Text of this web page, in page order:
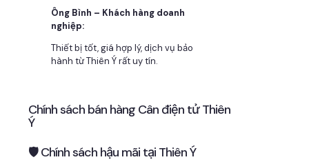
Ông Bình – Khách hàng doanh
nghiệp:
Thiết bị tốt, giá hợp lý, dịch vụ bảo
hành từ Thiên Ý rất uy tín.
Chính sách bán hàng Cân điện tử Thiên
Ý
🛡 Chính sách hậu mãi tại Thiên Ý